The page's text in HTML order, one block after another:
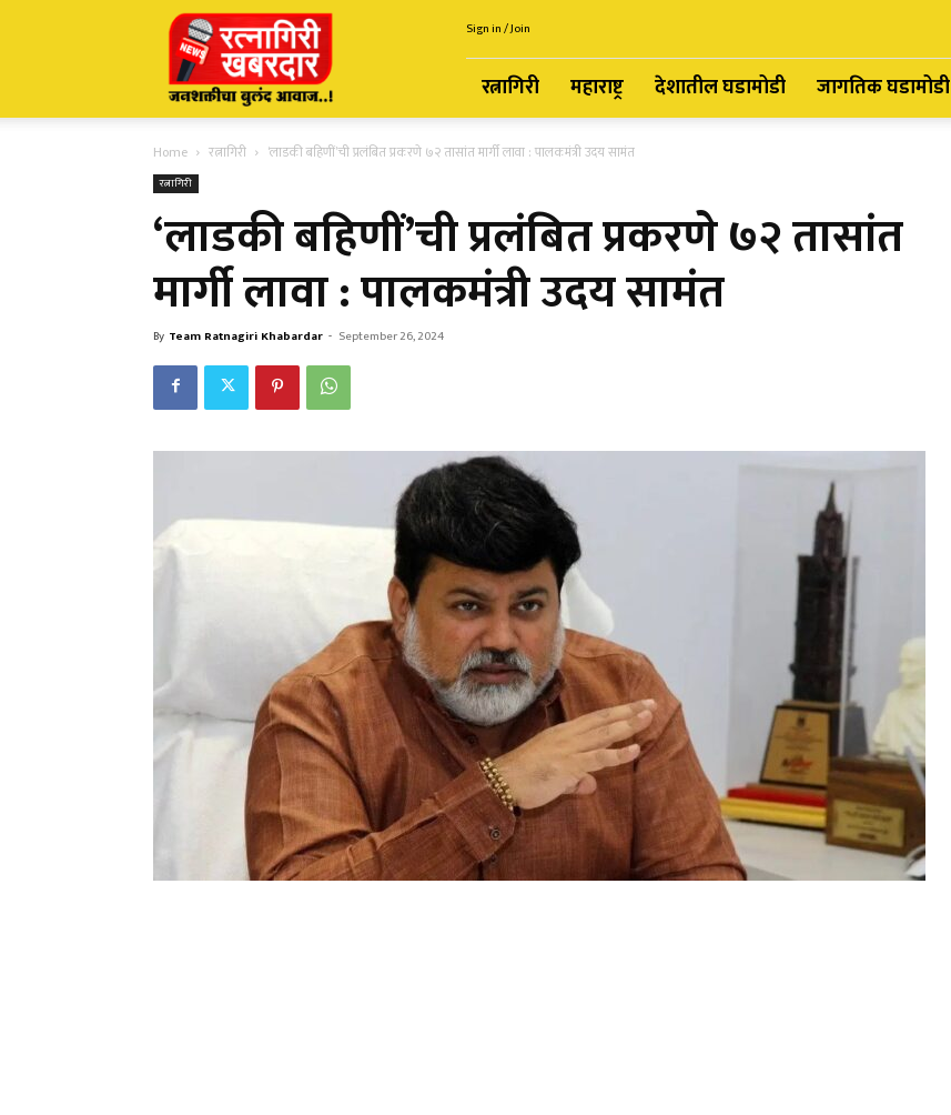
Ratnagiri
Khabardar
Sign in / Join
रत्नागिरी महाराष्ट्र देशातील घडामोडी जागतिक घडामोडी
Home रत्नागिरी ‘लाडकी बहिणीं’ची प्रलंबित प्रकरणे ७२ तासांत मार्गी लावा : पालकमंत्री उदय सामंत
रत्नागिरी
‘लाडकी बहिणीं’ची प्रलंबित प्रकरणे ७२ तासांत
मार्गी लावा : पालकमंत्री उदय सामंत
By Team Ratnagiri Khabardar - September 26, 2024